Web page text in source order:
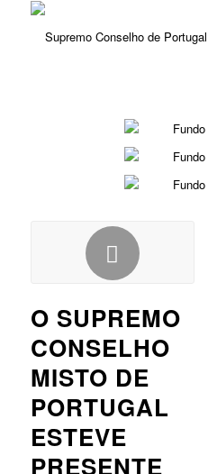
O SUPREMO
CONSELHO
MISTO DE
PORTUGAL
ESTEVE
PRESENTE